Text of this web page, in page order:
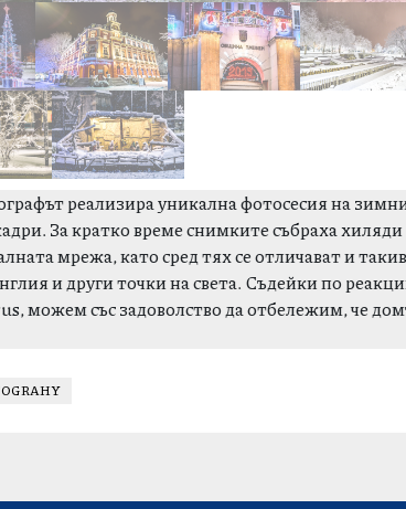
реализира уникална фотосесия на
За кратко време снимките събраха хиляди
мрежа, като сред тях се отличават и
и други точки на света. Съдейки по
можем със задоволство да отбележим, че